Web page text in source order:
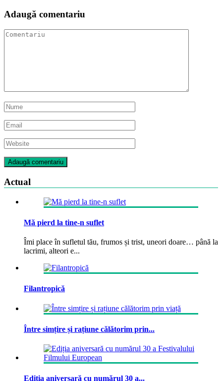
Adaugă comentariu
Actual
Mă pierd la tine-n suflet
Îmi place în sufletul tău, frumos și trist, uneori doare… până la
lacrimi, alteori e...
Filantropică
Între simțire și rațiune călătorim prin...
Ediția aniversară cu numărul 30 a...